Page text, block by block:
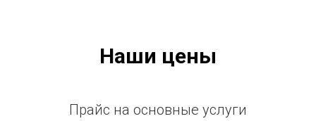
Наши цены
Прайс на основные услуги